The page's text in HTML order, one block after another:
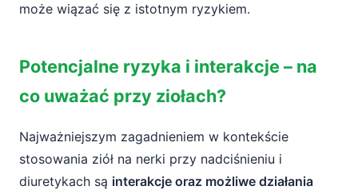
może wiązać się z istotnym ryzykiem.
Potencjalne ryzyka i interakcje – na
co uważać przy ziołach?
Najważniejszym zagadnieniem w kontekście
stosowania ziół na nerki przy nadciśnieniu i
diuretykach są interakcje oraz możliwe działania